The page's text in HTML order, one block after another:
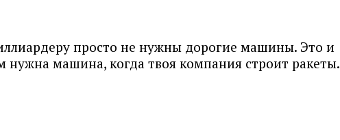
просто не нужны дорогие машины. Это и
нужна машина, когда твоя компания строит ракеты.